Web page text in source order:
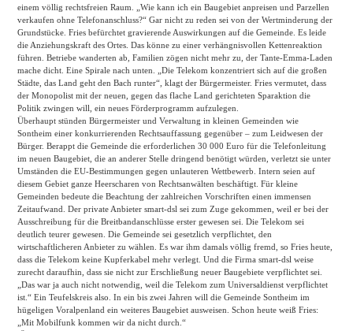
einem völlig rechtsfreien Raum. „Wie kann ich ein Baugebiet anpreisen und Parzellen
verkaufen ohne Telefonanschluss?“ Gar nicht zu reden sei von der Wertminderung der
Grundstücke. Fries befürchtet gravierende Auswirkungen auf die Gemeinde. Es leide
die Anziehungskraft des Ortes. Das könne zu einer verhängnisvollen Kettenreaktion
führen. Betriebe wanderten ab, Familien zögen nicht mehr zu, der Tante-Emma-Laden
mache dicht. Eine Spirale nach unten. „Die Telekom konzentriert sich auf die großen
Städte, das Land geht den Bach runter“, klagt der Bürgermeister. Fries vermutet, dass
der Monopolist mit der neuen, gegen das flache Land gerichteten Sparaktion die
Politik zwingen will, ein neues Förderprogramm aufzulegen.
Überhaupt stünden Bürgermeister und Verwaltung in kleinen Gemeinden wie
Sontheim einer konkurrierenden Rechtsauffassung gegenüber – zum Leidwesen der
Bürger. Berappt die Gemeinde die erforderlichen 30 000 Euro für die Telefonleitung
im neuen Baugebiet, die an anderer Stelle dringend benötigt würden, verletzt sie unter
Umständen die EU-Bestimmungen gegen unlauteren Wettbewerb. Intern seien auf
diesem Gebiet ganze Heerscharen von Rechtsanwälten beschäftigt. Für kleine
Gemeinden bedeute die Beachtung der zahlreichen Vorschriften einen immensen
Zeitaufwand. Der private Anbieter smart-dsl sei zum Zuge gekommen, weil er bei der
Ausschreibung für die Breitbandanschlüsse erster gewesen sei. Die Telekom sei
deutlich teurer gewesen. Die Gemeinde sei gesetzlich verpflichtet, den
wirtschaftlicheren Anbieter zu wählen. Es war ihm damals völlig fremd, so Fries heute,
dass die Telekom keine Kupferkabel mehr verlegt. Und die Firma smart-dsl weise
zurecht daraufhin, dass sie nicht zur Erschließung neuer Baugebiete verpflichtet sei.
„Das war ja auch nicht notwendig, weil die Telekom zum Universaldienst verpflichtet
ist.“ Ein Teufelskreis also. In ein bis zwei Jahren will die Gemeinde Sontheim im
hügeligen Voralpenland ein weiteres Baugebiet ausweisen. Schon heute weiß Fries:
„Mit Mobilfunk kommen wir da nicht durch.“